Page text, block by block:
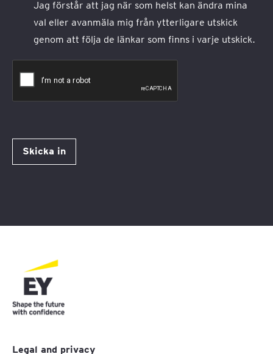
Jag förstår att jag när som helst kan ändra mina
val eller avanmäla mig från ytterligare utskick
genom att följa de länkar som finns i varje utskick.
Skicka in
Legal and privacy